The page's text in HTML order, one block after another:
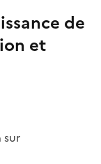
de
et
sur